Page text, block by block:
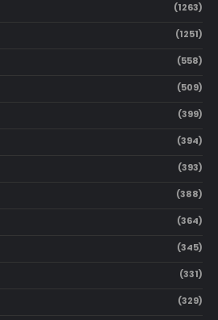
(1263)
(1251)
(558)
(509)
(399)
(394)
(393)
(388)
(364)
(345)
(331)
(329)